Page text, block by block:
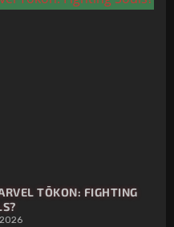
TŌKON: FIGHTING